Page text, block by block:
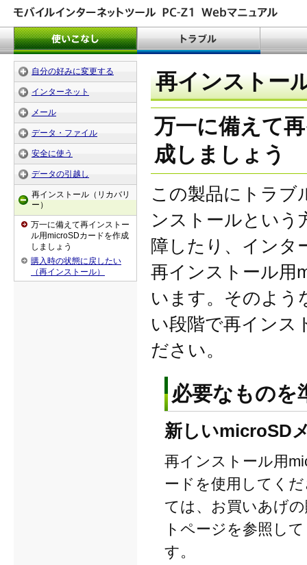
再インストー
万一に備えて
成しましょう
この製品にトラブ
ンストールという
障したり、インタ
再インストール用
います。そのよう
い段階で再インス
ださい。
必要なものを
新しいmicroSD
再インストール用
ードを使用してく
ては、お買いあげ
トページを参照し
す。
自分の好みに変更する
インターネット
メール
データ・ファイル
安全に使う
データの引越し
再インストール（リカバリ
ー）
万一に備えて再インストー
ル用microSDカードを作成
しましょう
購入時の状態に戻したい
（再インストール）